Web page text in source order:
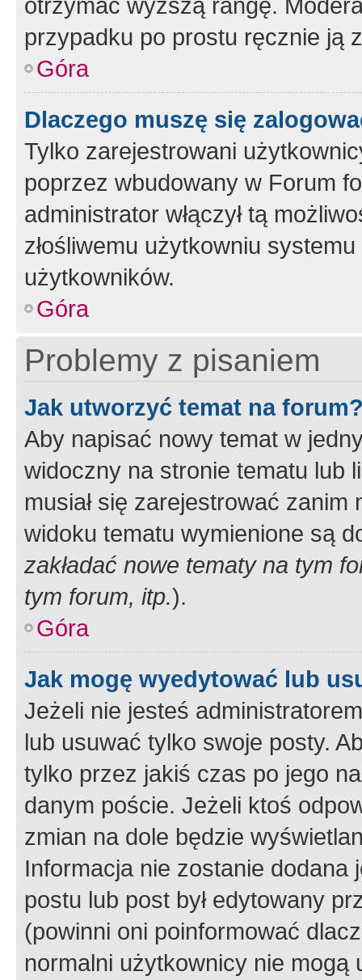
przypadku po prostu ręcznie ją
Góra
Dlaczego muszę się
Tylko zarejestrowani
poprzez wbudowany w Forum
administrator włączył tą
złośliwemu użytkowniu
użytkowników.
Góra
Problemy z pisaniem
Jak utworzyć temat na
Aby napisać nowy temat w
widoczny na stronie tematu lub
musiał się zarejestrować
widoku tematu wymienione są
zakładać nowe tematy na tym
tym forum, itp.).
Góra
Jak mogę wyedytować lub
Jeżeli nie jesteś
lub usuwać tylko swoje posty.
tylko przez jakiś czas po jego
danym poście. Jeżeli ktoś
zmian na dole będzie
Informacja nie zostanie dodana
postu lub post był edytowany
(powinni oni poinformować
normalni użytkownicy nie